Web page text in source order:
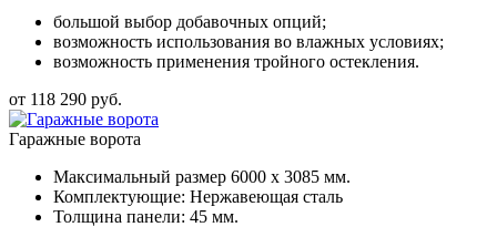
большой выбор добавочных опций;
возможность использования во влажных условиях;
возможность применения тройного остекления.
от 118 290 руб.
Гаражные ворота
Максимальный размер 6000 x 3085 мм.
Комплектующие: Нержавеющая сталь
Толщина панели: 45 мм.